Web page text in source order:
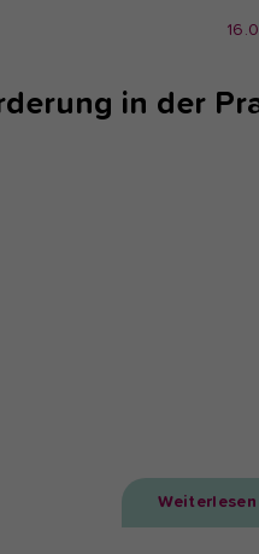
in der
Weiterlesen